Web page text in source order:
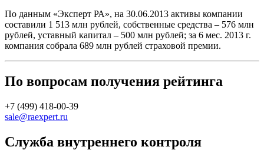
По данным «Эксперт РА», на 30.06.2013 активы компании
составили 1 513 млн рублей, собственные средства – 576 млн
рублей, уставный капитал – 500 млн рублей; за 6 мес. 2013 г.
компания собрала 689 млн рублей страховой премии.
По вопросам получения рейтинга
+7 (499) 418-00-39
sale@raexpert.ru
Служба внутреннего контроля